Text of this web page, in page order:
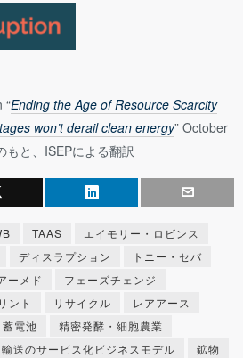
“Ending the Age of Resource Scarcity
won’t derail clean energy” October
と、ISEPによる翻訳
TAAS
エイモリー・ロビンス
ディスラプション
トニー・セバ
ーメド
フェーズチェンジ
ント
リサイクル
レアアース
電池
精密発酵・細胞農業
輸送のサービス化ビジネスモデル 鉱物